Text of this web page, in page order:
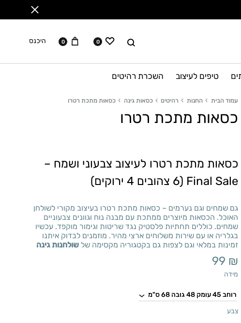
לחפש ווישליסט
0 עגלה
0 היכנס
טיפים לעיצוב השכרת רהיטים
עמוד הבית החנות רהיטים כסאות גינה כסאות מתכת רטרו
כסאות מתכת רטרו
כסאות מתכת רטרו לעיצוב צבעוני ושמח –
Final Sale (6 צהובים 4 ירוקים)
גם שמחים וגם נערמים – כסאות מתכת רטרו בעיצוב מקורי לשולחן
האוכל. הכסאות מיוצרים ממתכת עם מבנה נוח וגוונים צבעוניים
שמחים. כוללים תחתיות פלסטיק נגד שריטות וגימור מוקפד. עכשיו
בגלריה או עם שירות משלוחים ארצי מהיר. מוזמנים לבדוק איתנו
זמינות במלאי וגם לצפות גם בקטגוריה מקסימה של שולחנות גינה
99 ₪
מידה
צבע